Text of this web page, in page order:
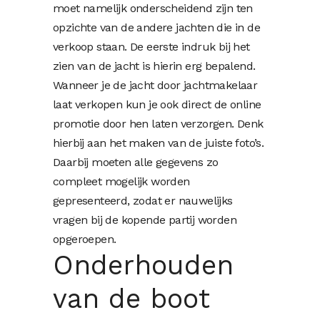
moet namelijk onderscheidend zijn ten
opzichte van de andere jachten die in de
verkoop staan. De eerste indruk bij het
zien van de jacht is hierin erg bepalend.
Wanneer je de jacht door jachtmakelaar
laat verkopen kun je ook direct de online
promotie door hen laten verzorgen. Denk
hierbij aan het maken van de juiste foto’s.
Daarbij moeten alle gegevens zo
compleet mogelijk worden
gepresenteerd, zodat er nauwelijks
vragen bij de kopende partij worden
opgeroepen.
Onderhouden
van de boot